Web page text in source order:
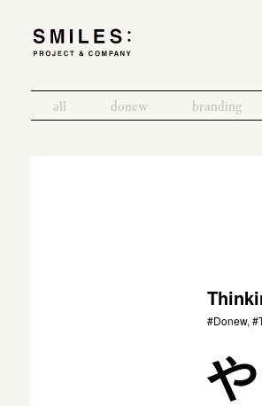
all donew branding
#Donew,